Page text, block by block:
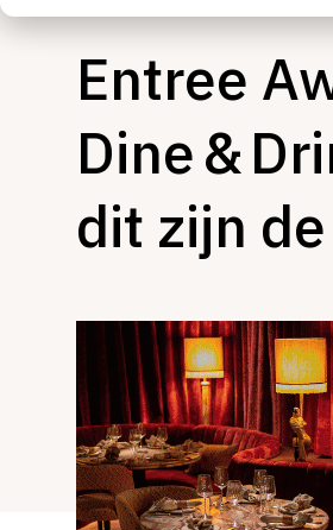
Entree
Dine &
dit zijn